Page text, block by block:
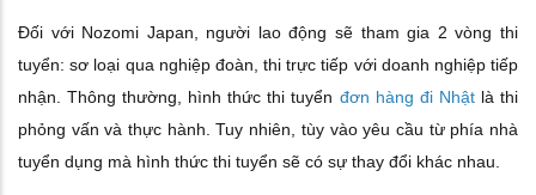
Đối với Nozomi Japan, người lao động sẽ tham gia 2 vòng thi
tuyển: sơ loại qua nghiệp đoàn, thi trực tiếp với doanh nghiệp tiếp
nhận. Thông thường, hình thức thi tuyển đơn hàng đi Nhậtlà thi
phỏng vấn và thực hành. Tuy nhiên, tùy vào yêu cầu từ phía nhà
tuyển dụng mà hình thức thi tuyển sẽ có sự thay đổi khác nhau.